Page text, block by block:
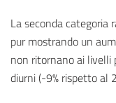
La seconda categoria
pur mostrando un
non ritornano ai livelli
diurni (-9% rispetto al